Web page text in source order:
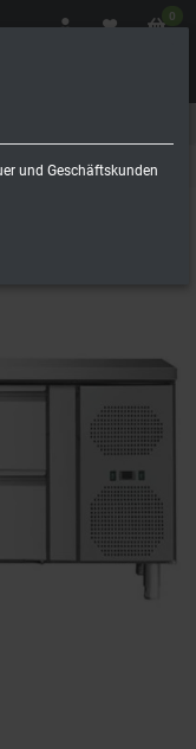
0
und Geschäftskunden